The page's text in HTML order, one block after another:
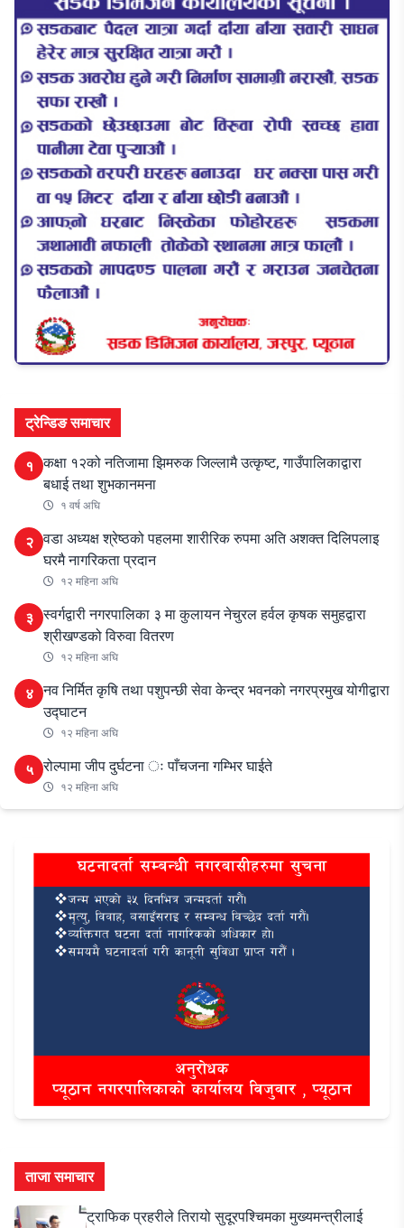
ट्रेन्डिङ समाचार
१ कक्षा १२को नतिजामा झिमरुक जिल्लामै उत्कृष्ट, गाउँपालिकाद्वारा
बधाई तथा शुभकानमना
१ वर्ष अघि
२ वडा अध्यक्ष श्रेष्ठको पहलमा शारीरिक रुपमा अति अशक्त दिलिपलाइ
घरमै नागरिकता प्रदान
१२ महिना अघि
३ स्वर्गद्वारी नगरपालिका ३ मा कुलायन नेचुरल हर्वल कृषक समुहद्वारा
श्रीखण्डको विरुवा वितरण
१२ महिना अघि
४ नव निर्मित कृषि तथा पशुपन्छी सेवा केन्द्र भवनको नगरप्रमुख योगीद्वारा
उद्घाटन
१२ महिना अघि
५ रोल्पामा जीप दुर्घटना ः पाँचजना गम्भिर घाईते
१२ महिना अघि
ताजा समाचार
ट्राफिक प्रहरीले तिरायो सुदूरपश्चिमका मुख्यमन्त्रीलाई